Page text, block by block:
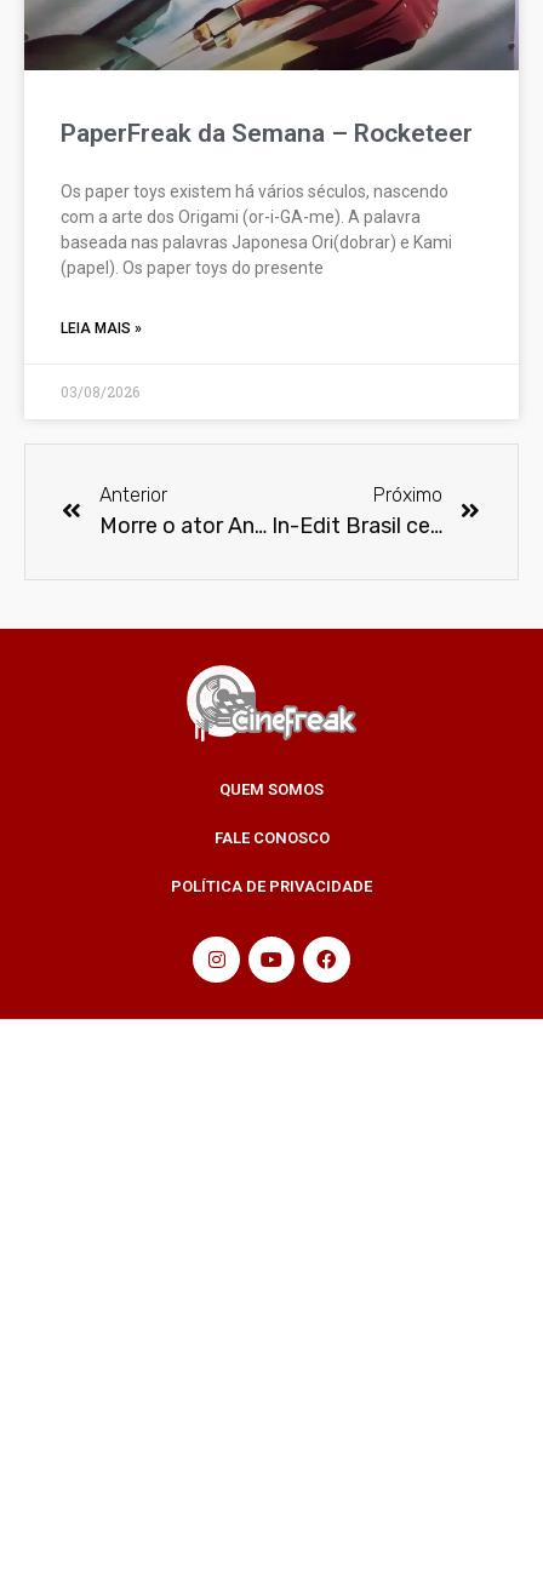
PaperFreak da Semana – Rocketeer
Os paper toys existem há vários séculos, nascendo
com a arte dos Origami (or-i-GA-me). A palavra
baseada nas palavras Japonesa Ori(dobrar) e Kami
(papel). Os paper toys do presente
LEIA MAIS »
03/08/2026
Anterior
Morre o ator Anthony Head aos 72 anos
Próximo
In-Edit Brasil celebra 18 anos
QUEM SOMOS
FALE CONOSCO
POLÍTICA DE PRIVACIDADE